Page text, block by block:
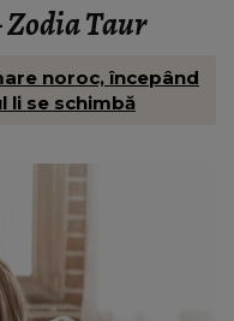
Zodia Taur
noroc, începând
li se schimbă